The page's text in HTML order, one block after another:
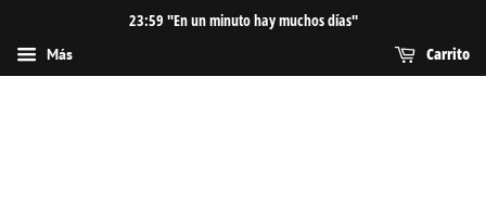
23:59 "En un minuto hay muchos días"
Más Carrito